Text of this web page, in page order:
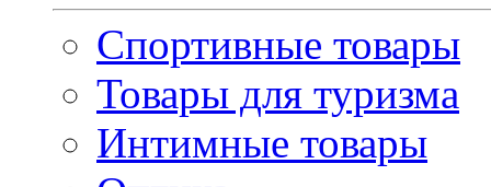
Спортивные товары
Товары для туризма
Интимные товары